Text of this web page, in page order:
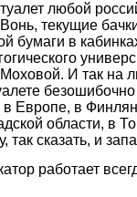
любой
текущие
бумаги в
Моховой. И так на
в Европе, в
области, в
сказать, и
работает